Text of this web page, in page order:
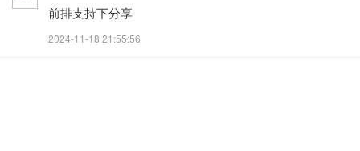
前排支持下分享
2024-11-18 21:55:56